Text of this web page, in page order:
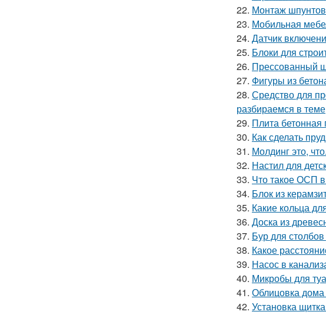
22. Монтаж
23. Мобильная
24. Датчик
25. Блоки для
26. Прессованный
27. Фигуры из
28. Средство для
разбираемся в теме
29. Плита
30. Как сделать
31. Молдинг это,
32. Настил для
33. Что такое ОСП в
34. Блок из
35. Какие кольца
36. Доска из
37. Бур для
38. Какое
39. Насос в
40. Микробы для
41. Облицовка дома
42. Установка